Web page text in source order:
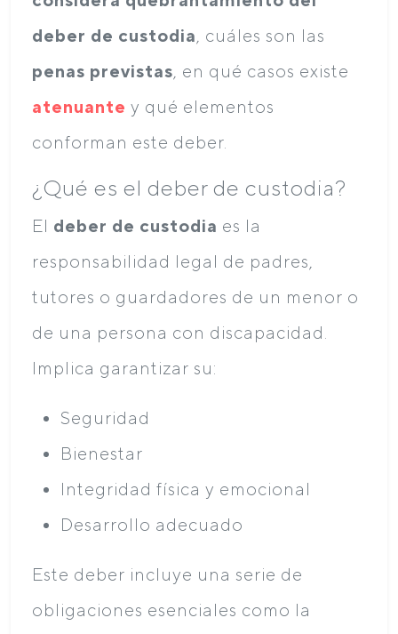
deber de custodia , cuáles son las
penas previstas , en qué casos existe
atenuante y qué elementos
conforman este deber.
¿Qué es el deber de custodia?
El deber de custodia es la
responsabilidad legal de padres,
tutores o guardadores de un menor o
de una persona con discapacidad.
Implica garantizar su:
Seguridad
Bienestar
Integridad física y emocional
Desarrollo adecuado
Este deber incluye una serie de
obligaciones esenciales como la